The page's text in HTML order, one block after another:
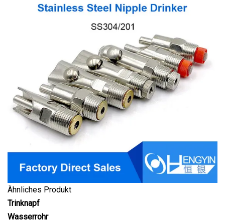
Ähnliches Produkt
Trinknapf
Wasserrohr